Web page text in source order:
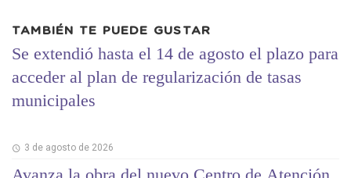
TAMBIÉN TE PUEDE GUSTAR
Se extendió hasta el 14 de agosto el plazo para
acceder al plan de regularización de tasas
municipales
3 de agosto de 2026